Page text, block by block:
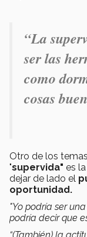
“La
ser las
como
cosas
Otro de los
"supervida" es la
dejar de lado el
oportunidad.
"Yo podría ser
podría decir que